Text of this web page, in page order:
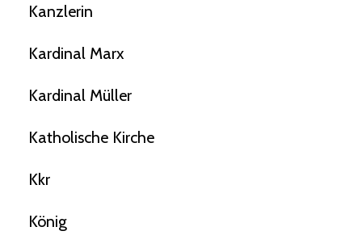
Kanzlerin
Kardinal Marx
Kardinal Müller
Katholische Kirche
Kkr
König